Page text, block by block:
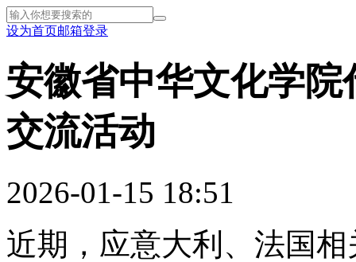
设为首页邮箱登录
安徽省中华文化学
交流活动
2026-01-15 18:51
近期，应意大利、法国